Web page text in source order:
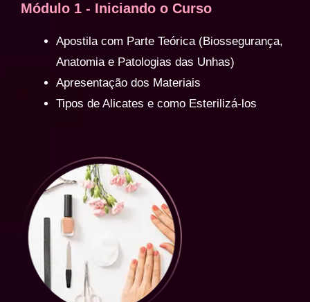
Módulo 1 - Iniciando o Curso
Apostila com Parte Teórica (Biossegurança,
Anatomia e Patologias das Unhas)
Apresentação dos Materiais
Tipos de Alicates e como Esterilizá-los